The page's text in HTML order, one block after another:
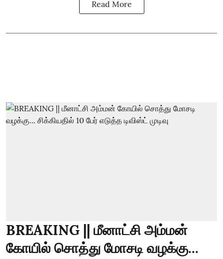
Read More
BREAKING || மீனாட்சி அம்மன்
கோயில் சொத்து மோசடி வழக்கு...